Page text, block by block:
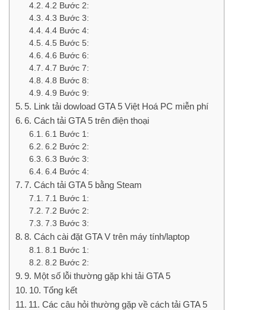
4.2 Bước 2:
4.3 Bước 3:
4.4 Bước 4:
4.5 Bước 5:
4.6 Bước 6:
4.7 Bước 7:
4.8 Bước 8:
4.9 Bước 9:
5. Link tải dowload GTA 5 Việt Hoá PC miễn phí
6. Cách tải GTA 5 trên điện thoại
6.1 Bước 1:
6.2 Bước 2:
6.3 Bước 3:
6.4 Bước 4:
7. Cách tải GTA 5 bằng Steam
7.1 Bước 1:
7.2 Bước 2:
7.3 Bước 3:
8. Cách cài đặt GTA V trên máy tính/laptop
8.1 Bước 1:
8.2 Bước 2:
9. Một số lỗi thường gặp khi tải GTA 5
10. Tổng kết
11. Các câu hỏi thường gặp về cách tải GTA 5